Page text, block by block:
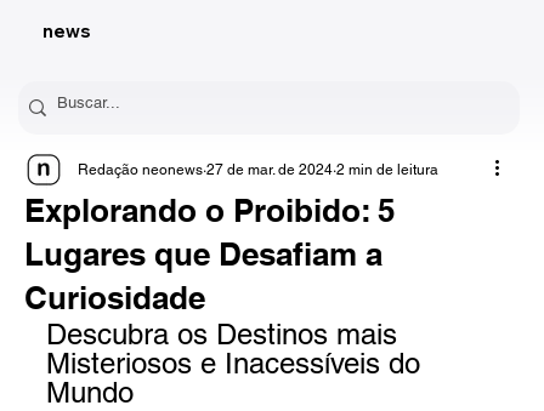
news
Explorando o Proibido: 5
Lugares que Desafiam a
Curiosidade
Redação neonews 27 de mar. de 2024 2 min de leitura
Descubra os Destinos mais
Misteriosos e Inacessíveis do
Mundo